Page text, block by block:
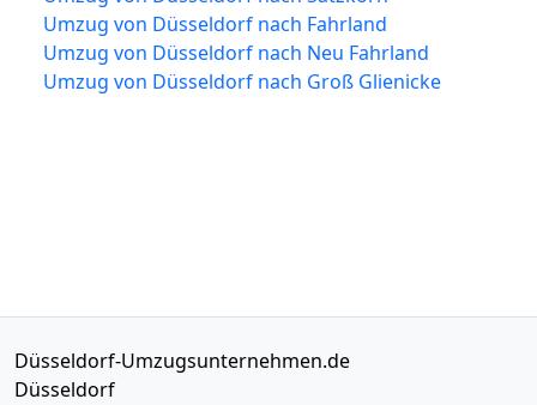
Umzug von Düsseldorf nach Fahrland
Umzug von Düsseldorf nach Neu Fahrland
Umzug von Düsseldorf nach Groß Glienicke
Düsseldorf-Umzugsunternehmen.de
Düsseldorf